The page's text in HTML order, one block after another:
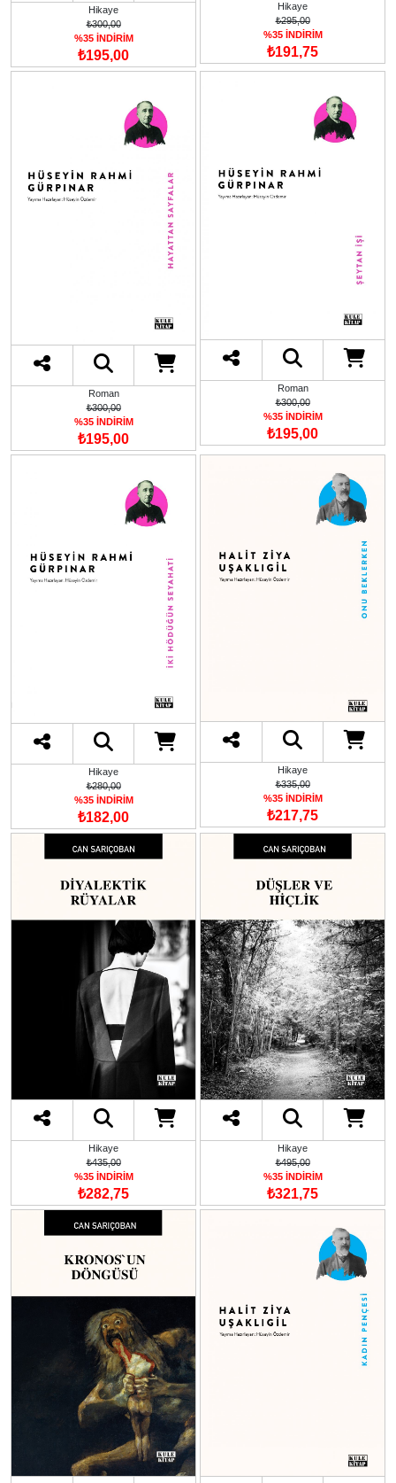
Hikaye
₺300,00
%35 İNDİRİM
₺195,00
Hikaye
₺295,00
%35 İNDİRİM
₺191,75
Roman
₺300,00
%35 İNDİRİM
₺195,00
Roman
₺300,00
%35 İNDİRİM
₺195,00
Hikaye
₺280,00
%35 İNDİRİM
₺182,00
Hikaye
₺335,00
%35 İNDİRİM
₺217,75
Hikaye
₺435,00
%35 İNDİRİM
₺282,75
Hikaye
₺495,00
%35 İNDİRİM
₺321,75